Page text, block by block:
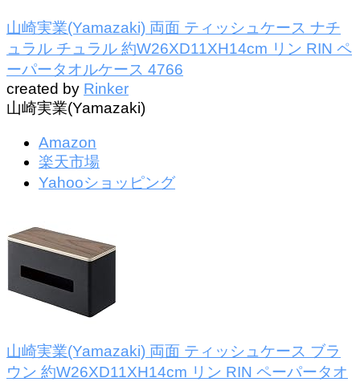
山崎実業(Yamazaki) 両面 ティッシュケース ナチ
ュラル チュラル 約W26XD11XH14cm リン RIN ペ
ーパータオルケース 4766
created by Rinker
山崎実業(Yamazaki)
Amazon
楽天市場
Yahooショッピング
山崎実業(Yamazaki) 両面 ティッシュケース ブラ
ウン 約W26XD11XH14cm リン RIN ペーパータオ